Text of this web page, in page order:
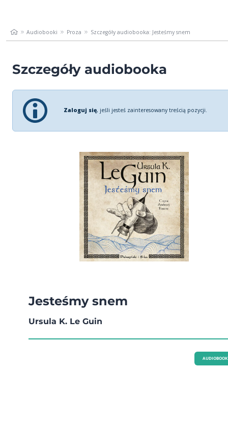
Audiobooki Proza Szczegóły audiobooka: Jesteśmy snem
Szczegóły audiobooka
Zaloguj się, jeśli jesteś zainteresowany treścią pozycji.
Jesteśmy snem
Ursula K. Le Guin
AUDIOBOOK